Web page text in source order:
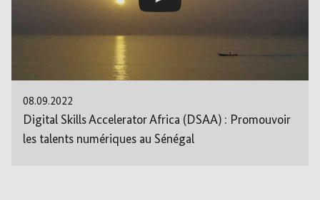
08.09.2022
Digital Skills Accelerator Africa (DSAA) : Promouvoir
les talents numériques au Sénégal